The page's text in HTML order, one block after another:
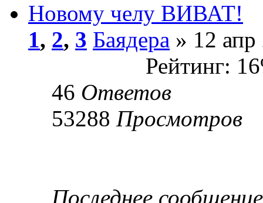
Новому челу ВИВАТ!
1, 2, 3 Баядера » 12
Рейтинг:
46 Ответов
53288 Просмотров
Последнее